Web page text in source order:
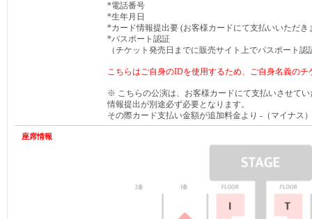
*電話番号
*生年月日
*カード情報提出要 (お客様カードにて支払いいただき
*パスポート認証
（チケット発売日までに販売サイト上でパスポート
こちらはご自身のIDを使用するため、ご自身名義のチ
※ こちらの公演は、お客様カードにて支払いさせて
情報提出が別途必ず必要となります。
その際カード支払い金額が追加料金より -（マイナス
座席情報